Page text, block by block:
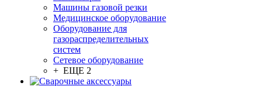
Машины газовой резки
Медицинское оборудование
Оборудование для
газораспределительных
систем
Сетевое оборудование
+ ЕЩЕ 2